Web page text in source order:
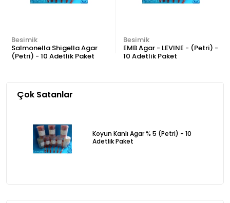
Besimik
Salmonella Shigella Agar
(Petri) - 10 Adetlik Paket
Besimik
EMB Agar - LEVINE - (Petri) -
10 Adetlik Paket
Çok Satanlar
Koyun Kanlı Agar % 5 (Petri) - 10
Adetlik Paket